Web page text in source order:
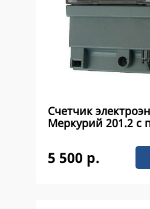
Счетчик
Меркурий 201.2 с
5 500 р.